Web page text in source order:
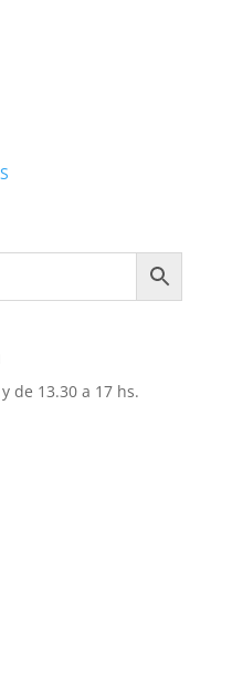
de 13.30 a 17 hs.